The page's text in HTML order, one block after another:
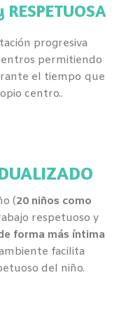
progresiva
permitiendo
el tiempo que
centro..
(20 niños como
respetuoso y
forma más íntima
facilita
del niño.